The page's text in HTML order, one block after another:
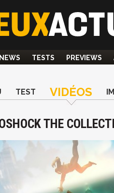
NEWS TESTS PREVIEWS
TEST VIDÉOS
THE